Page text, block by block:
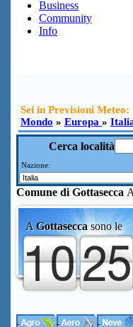
Business
Community
Info
Sei in Previsioni Meteo:
Mondo » Europa »
Cerca località
Nazione:
Comune di Gottasecca
A Gottaseccasono le